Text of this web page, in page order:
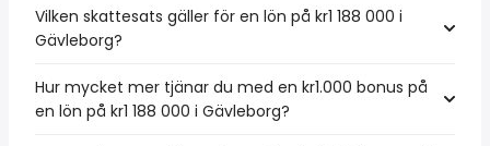
Vilken skattesats gäller för en lön på kr1 188 000 i
Gävleborg?
Hur mycket mer tjänar du med en kr1.000 bonus på
en lön på kr1 188 000 i Gävleborg?